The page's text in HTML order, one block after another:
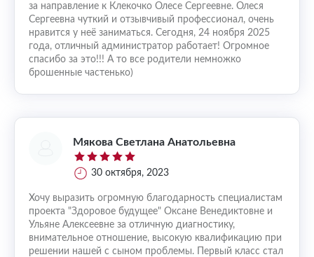
за направление к Клекочко Олесе Сергеевне. Олеся
Сергеевна чуткий и отзывчивый профессионал, очень
нравится у неё заниматься. Сегодня, 24 ноября 2025
года, отличный администратор работает! Огромное
спасибо за это!!! А то все родители немножко
брошенные частенько)
Мякова Светлана Анатольевна
30 октября, 2023
Хочу выразить огромную благодарность специалистам
проекта "Здоровое будущее" Оксане Венедиктовне и
Ульяне Алексеевне за отличную диагностику,
внимательное отношение, высокую квалификацию при
решении нашей с сыном проблемы. Первый класс стал